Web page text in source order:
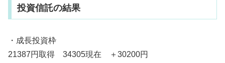
投資信託の結果
・成長投資枠
21387円取得 34305現在 ＋30200円